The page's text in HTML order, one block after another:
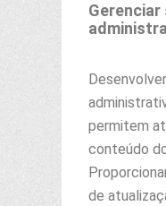
permitem
conteúdo
de